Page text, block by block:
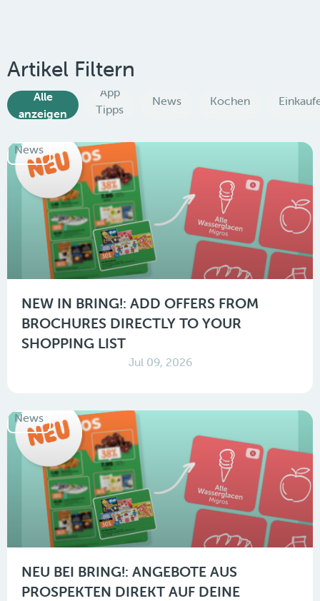
Artikel Filtern
Alle
anzeigen
App
Tipps
News Kochen
News
NEW IN BRING!: ADD OFFERS FROM
BROCHURES DIRECTLY TO YOUR
SHOPPING LIST
Jul 09, 2026
News
NEU BEI BRING!: ANGEBOTE AUS
PROSPEKTEN DIREKT AUF DEINE